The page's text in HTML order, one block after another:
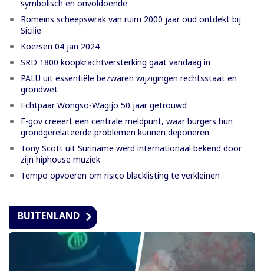
symbolisch en onvoldoende
Romeins scheepswrak van ruim 2000 jaar oud ontdekt bij
Sicilië
Koersen 04 jan 2024
SRD 1800 koopkrachtversterking gaat vandaag in
PALU uit essentiële bezwaren wijzigingen rechtsstaat en
grondwet
Echtpaar Wongso-Wagijo 50 jaar getrouwd
E-gov creeert een centrale meldpunt, waar burgers hun
grondgerelateerde problemen kunnen deponeren
Tony Scott uit Suriname werd internationaal bekend door
zijn hiphouse muziek
Tempo opvoeren om risico blacklisting te verkleinen
BUITENLAND